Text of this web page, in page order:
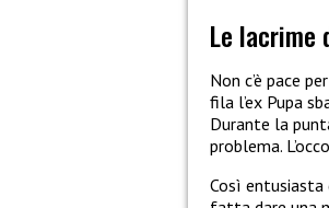
Le lacrime
Non c’è pace per
fila l’ex Pupa
Durante la
problema.
Così